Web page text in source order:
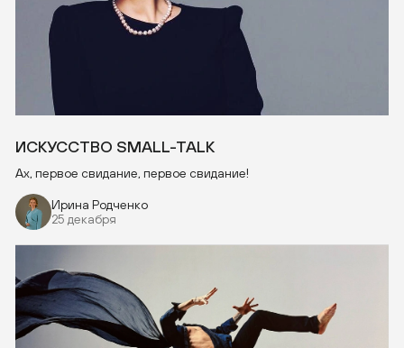
ИСКУССТВО SMALL-TALK
Ах, первое свидание, первое свидание!
Ирина Родченко
25 декабря